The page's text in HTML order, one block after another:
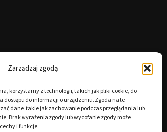
Zarządzaj zgodą
korzystamy z technologii, takich jak pliki cookie, do
do informacji o urządzeniu. Zgoda na te
dane, takie jak zachowanie podczas przeglądania lub
Brak wyrażenia zgody lub wycofanie zgody może
i funkcje.